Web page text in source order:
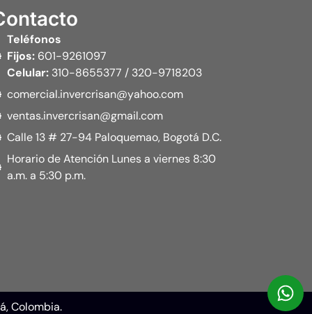
Teléfonos
Fijos: 601-9261097
Celular: 310-8655377 / 320-9718203
comercial.invercrisan@yahoo.com
ventas.invercrisan@gmail.com
Calle 13 # 27-94 Paloquemao, Bogotá D.C.
Horario de Atención Lunes a viernes 8:30
a.m. a 5:30 p.m.
Colombia.